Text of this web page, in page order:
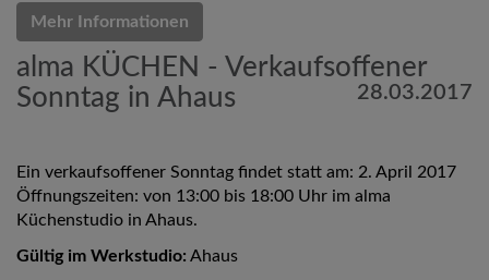
Mehr Informationen
alma KÜCHEN - Verkaufsoffener
Sonntag in Ahaus
28.03.2017
Ein verkaufsoffener Sonntag findet statt am: 2. April 2017
Öffnungszeiten: von 13:00 bis 18:00 Uhr im alma
Küchenstudio in Ahaus.
Gültig im Werkstudio: Ahaus